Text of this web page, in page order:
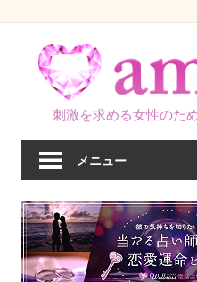
刺激を求める女性のた
メニュー